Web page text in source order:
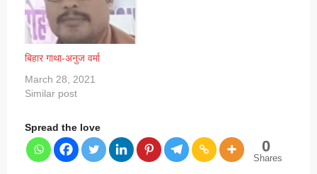
बिहार गाथा-अनुज वर्मा
March 28, 2021
Similar post
Spread the love
0
Shares